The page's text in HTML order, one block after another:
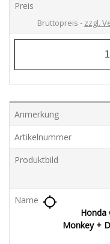
Bruttopreis zzgl.
Honda
Monkey +
location_searching